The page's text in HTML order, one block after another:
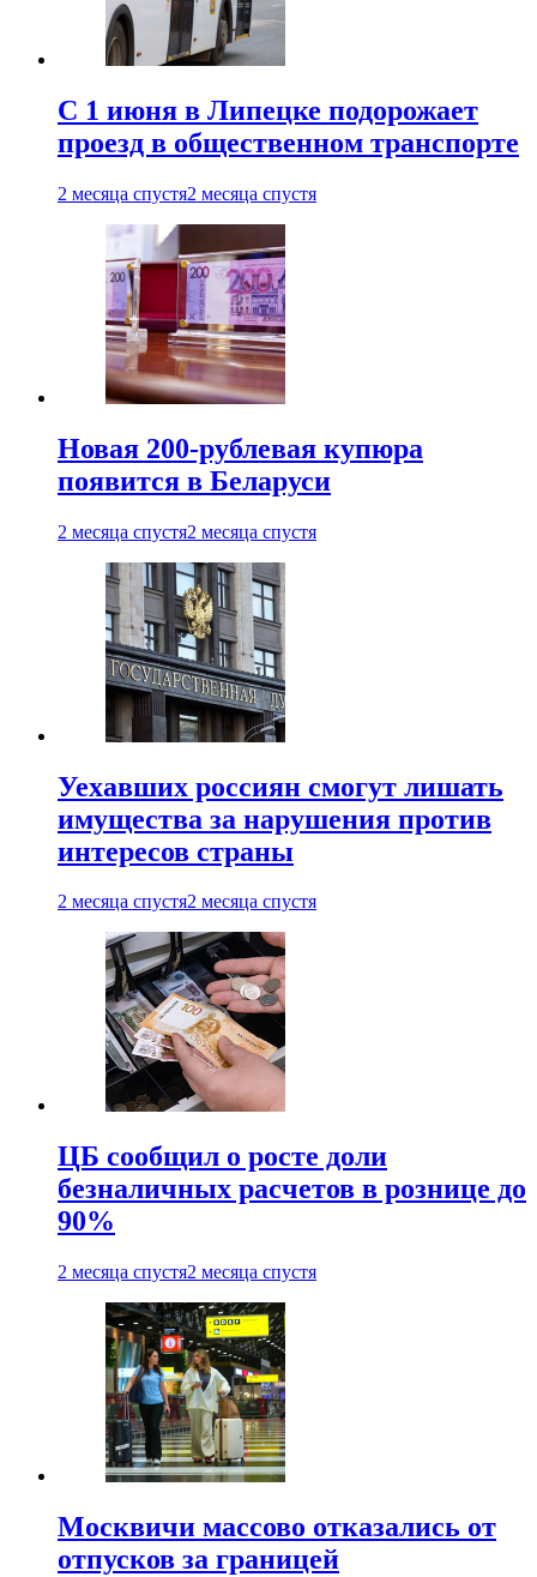
С 1 июня в Липецке подорожает
проезд в общественном транспорте
2 месяца спустя2 месяца спустя
Новая 200-рублевая купюра
появится в Беларуси
2 месяца спустя2 месяца спустя
Уехавших россиян смогут лишать
имущества за нарушения против
интересов страны
2 месяца спустя2 месяца спустя
ЦБ сообщил о росте доли
безналичных расчетов в рознице до
90%
2 месяца спустя2 месяца спустя
Москвичи массово отказались от
отпусков за границей